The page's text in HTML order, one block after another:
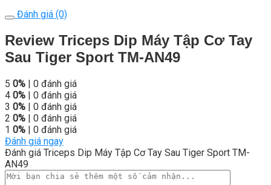
Đánh giá (0)
Review Triceps Dip Máy Tập Cơ Tay
Sau Tiger Sport TM-AN49
5 0% | 0 đánh giá
4 0% | 0 đánh giá
3 0% | 0 đánh giá
2 0% | 0 đánh giá
1 0% | 0 đánh giá
Đánh giá ngay
Đánh giá Triceps Dip Máy Tập Cơ Tay Sau Tiger Sport TM-
AN49